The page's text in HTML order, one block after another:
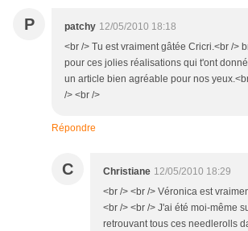
P patchy 12/05/2010 18:18
<br /> Tu est vraiment gâtée Cricri.<br />
pour ces jolies réalisations qui t'ont
un article bien agréable pour nos
/> <br />
Répondre
C Christiane 12/05/2010 18:29
<br /> <br /> Véronica est
<br /> <br /> J'ai été moi-même
retrouvant tous ces needlerolls